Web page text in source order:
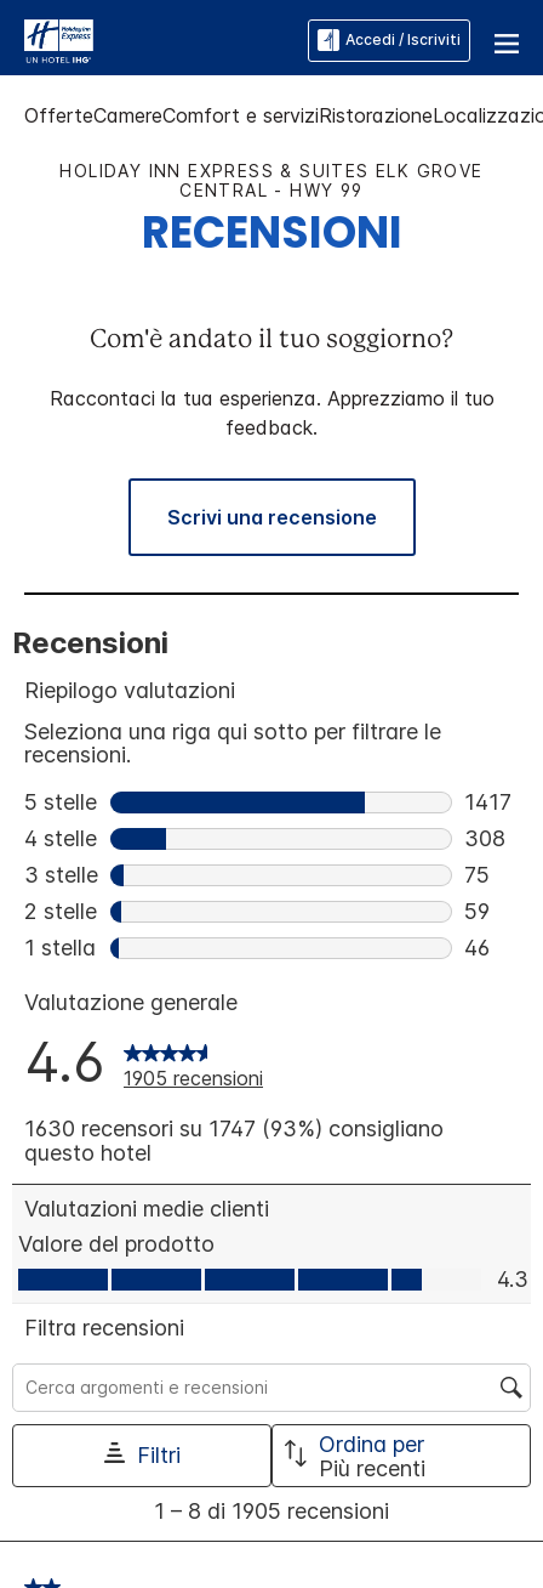
Accedi / Iscriviti
OfferteCamereComfort e serviziRistorazione
HOLIDAY INN EXPRESS & SUITES ELK GROVE
CENTRAL - HWY 99
RECENSIONI
Com'è andato il tuo soggiorno?
Raccontaci la tua esperienza. Apprezziamo il tuo
feedback.
Scrivi una recensione